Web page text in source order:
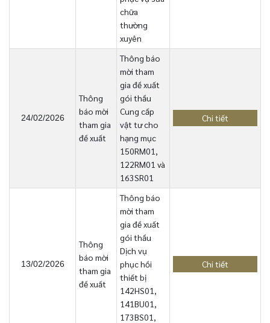
chữa
thường
xuyên
24/02/2026
Thông
báo mời
tham gia
đề xuất
Thông báo
mời tham
gia đề xuất
gói thầu
Cung cấp
vật tư cho
hạng mục
150RM01,
122RM01 và
163SR01
Chi tiết
13/02/2026
Thông
báo mời
tham gia
đề xuất
Thông báo
mời tham
gia đề xuất
gói thầu
Dịch vụ
phục hồi
thiết bị
142HS01,
141BU01,
173BS01,
Chi tiết